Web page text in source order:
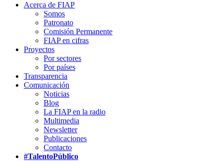
Acerca de FIAP
Somos
Patronato
Comisión Permanente
FIAP en cifras
Proyectos
Por sectores
Por países
Transparencia
Comunicación
Noticias
Blog
La FIAP en la radio
Multimedia
Newsletter
Publicaciones
Contacto
#TalentoPúblico